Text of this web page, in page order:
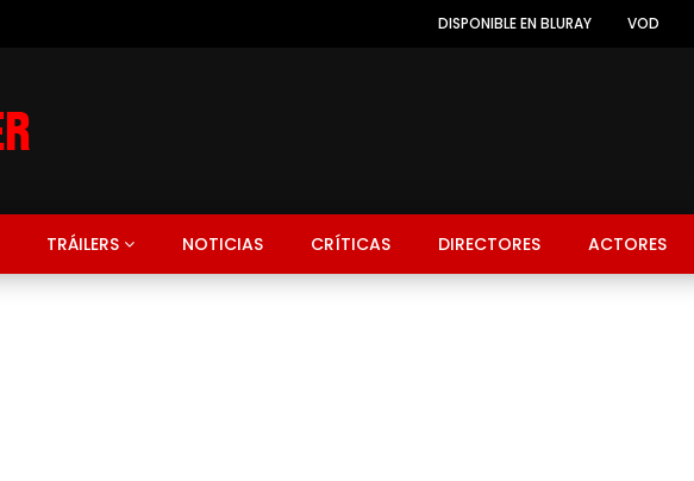
DISPONIBLE EN BLURAY VOD
TRÁILERS NOTICIAS CRÍTICAS DIRECTORES ACTORES